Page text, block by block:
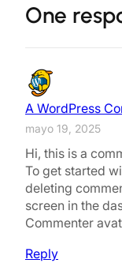
One
A WordPress
mayo 19, 2025
Hi, this is a
To get started
deleting
screen in the
Commenter
Reply